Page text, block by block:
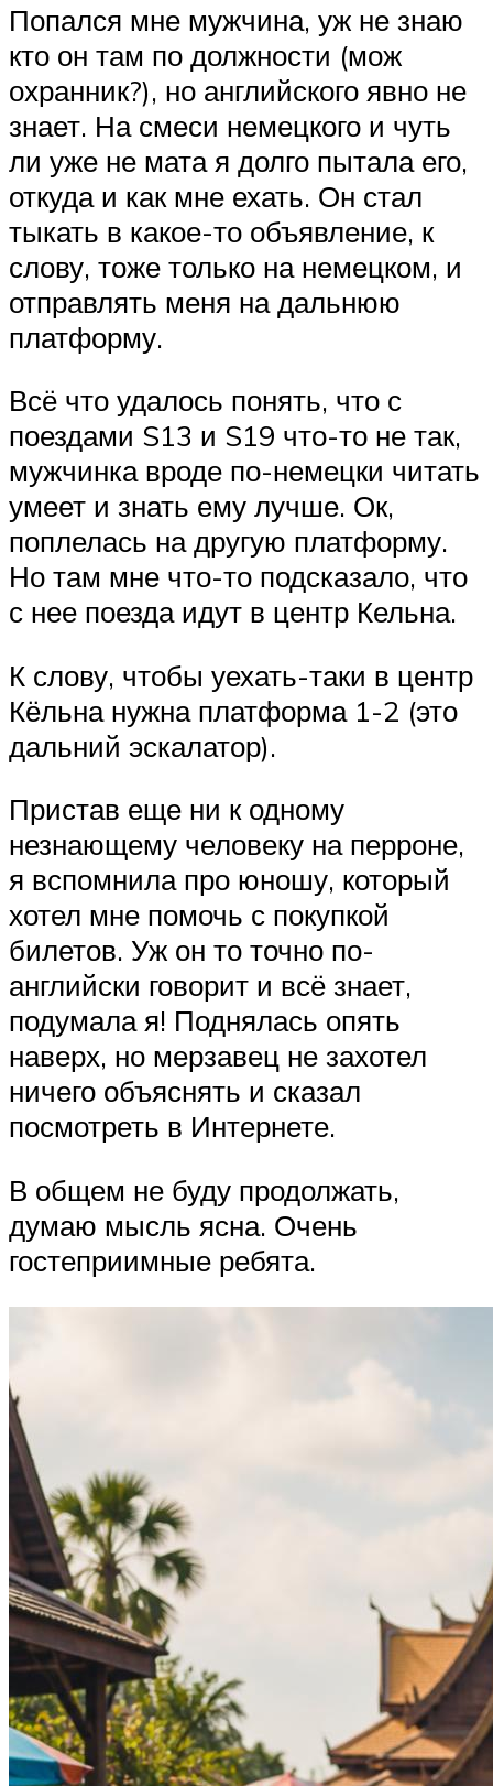
Попался мне мужчина, уж не знаю
кто он там по должности (мож
охранник?), но английского явно не
знает. На смеси немецкого и чуть
ли уже не мата я долго пытала его,
откуда и как мне ехать. Он стал
тыкать в какое-то объявление, к
слову, тоже только на немецком, и
отправлять меня на дальнюю
платформу.
Всё что удалось понять, что с
поездами S13 и S19 что-то не так,
мужчинка вроде по-немецки читать
умеет и знать ему лучше. Ок,
поплелась на другую платформу.
Но там мне что-то подсказало, что
с нее поезда идут в центр Кельна.
К слову, чтобы уехать-таки в центр
Кёльна нужна платформа 1-2 (это
дальний эскалатор).
Пристав еще ни к одному
незнающему человеку на перроне,
я вспомнила про юношу, который
хотел мне помочь с покупкой
билетов. Уж он то точно по-
английски говорит и всё знает,
подумала я! Поднялась опять
наверх, но мерзавец не захотел
ничего объяснять и сказал
посмотреть в Интернете.
В общем не буду продолжать,
думаю мысль ясна. Очень
гостеприимные ребята.